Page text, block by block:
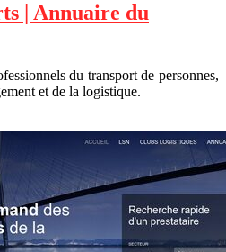
| Annuaire du
du transport de personnes,
et de la logistique.